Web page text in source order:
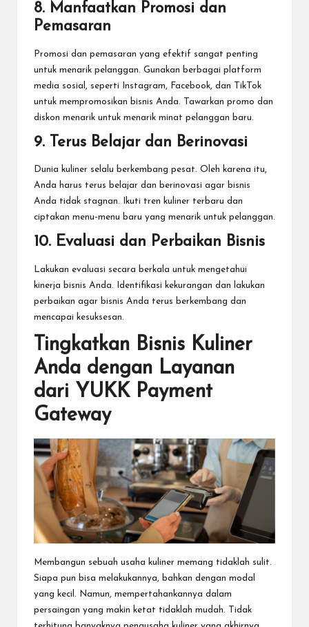
8. Manfaatkan Promosi dan
Pemasaran
Promosi dan pemasaran yang efektif sangat penting
untuk menarik pelanggan. Gunakan berbagai platform
media sosial, seperti
Instagram, Facebook, dan TikTok
untuk mempromosikan bisnis Anda. Tawarkan promo dan
diskon menarik untuk menarik minat pelanggan baru.
9. Terus Belajar dan Berinovasi
Dunia kuliner selalu berkembang pesat. Oleh karena itu,
Anda harus terus belajar dan berinovasi agar bisnis
Anda tidak stagnan. Ikuti tren kuliner terbaru dan
ciptakan menu-menu baru yang menarik untuk pelanggan.
10. Evaluasi dan Perbaikan Bisnis
Lakukan evaluasi secara berkala untuk mengetahui
kinerja bisnis Anda. Identifikasi kekurangan dan lakukan
perbaikan agar bisnis Anda terus berkembang dan
mencapai kesuksesan.
Tingkatkan Bisnis Kuliner
Anda dengan Layanan
dari YUKK Payment
Gateway
Membangun sebuah usaha kuliner memang tidaklah sulit.
Siapa pun bisa melakukannya, bahkan dengan modal
yang kecil. Namun, mempertahankannya dalam
persaingan yang makin ketat tidaklah mudah. Tidak